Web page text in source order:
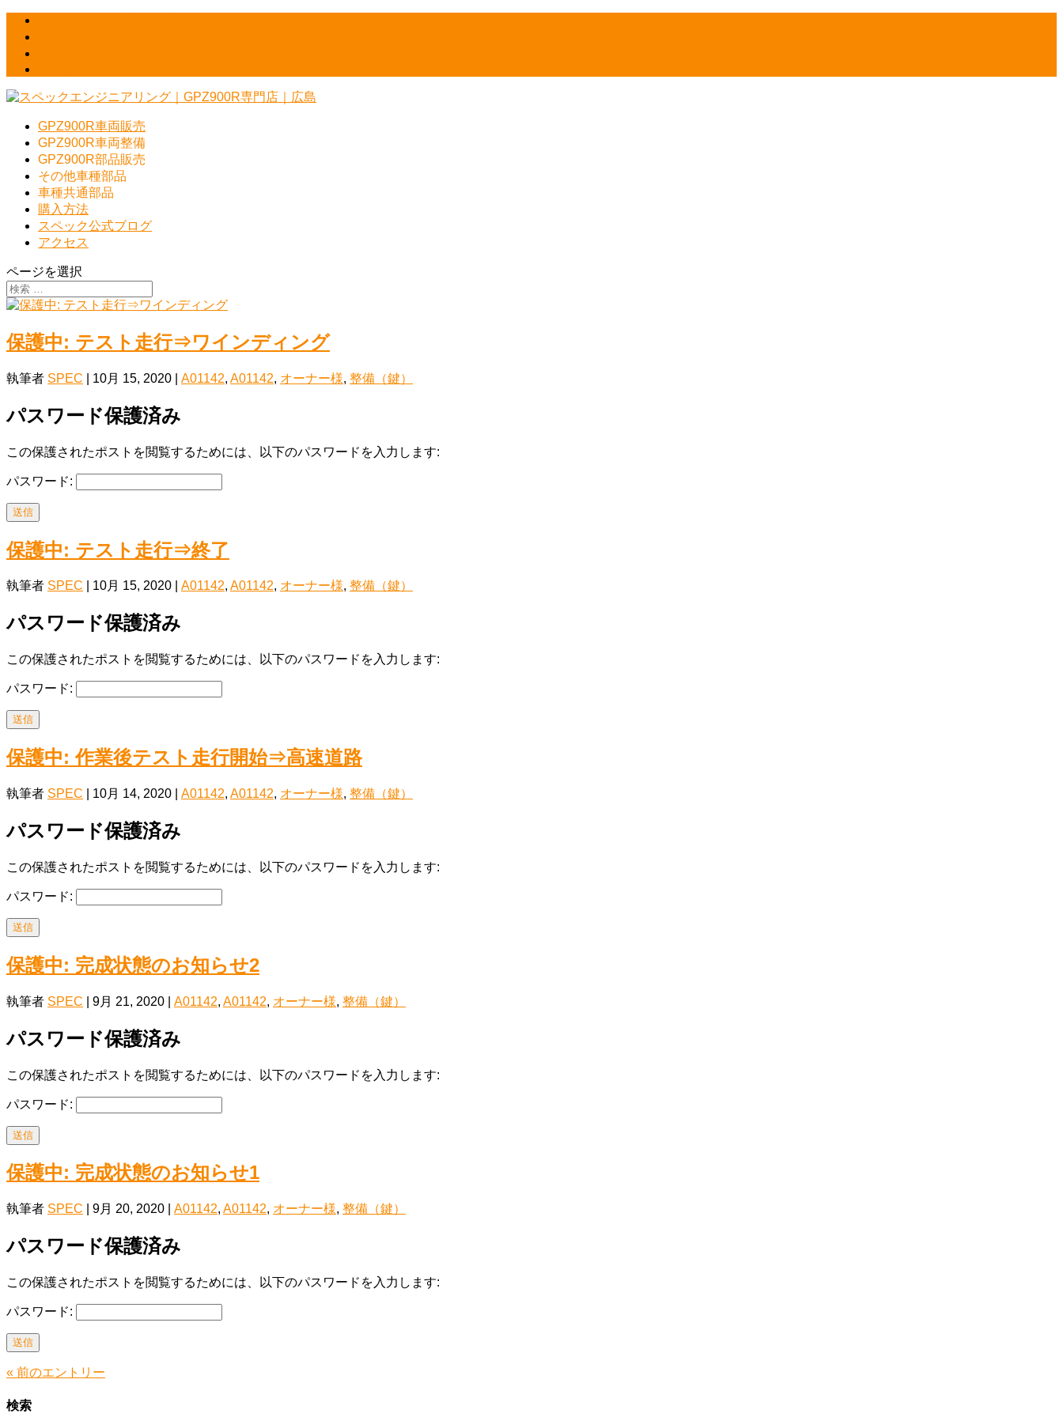
GPZ900R車両販売
GPZ900R車両整備
GPZ900R部品販売
その他車種部品
車種共通部品
購入方法
スペック公式ブログ
アクセス
ページを選択
保護中: テスト走行⇒ワインディング
執筆者 SPEC 10月 15, 2020 A01142, A01142, オーナー様, 整備（鍵）
パスワード保護済み
この保護されたポストを閲覧するためには、以下のパスワードを入力します:
パスワード:
送信
保護中: テスト走行⇒終了
執筆者 SPEC 10月 15, 2020 A01142, A01142, オーナー様, 整備（鍵）
パスワード保護済み
この保護されたポストを閲覧するためには、以下のパスワードを入力します:
パスワード:
送信
保護中: 作業後テスト走行開始⇒高速道路
執筆者 SPEC 10月 14, 2020 A01142, A01142, オーナー様, 整備（鍵）
パスワード保護済み
この保護されたポストを閲覧するためには、以下のパスワードを入力します:
パスワード:
送信
保護中: 完成状態のお知らせ2
執筆者 SPEC 9月 21, 2020 A01142, A01142, オーナー様, 整備（鍵）
パスワード保護済み
この保護されたポストを閲覧するためには、以下のパスワードを入力します:
パスワード:
送信
保護中: 完成状態のお知らせ1
執筆者 SPEC 9月 20, 2020 A01142, A01142, オーナー様, 整備（鍵）
パスワード保護済み
この保護されたポストを閲覧するためには、以下のパスワードを入力します:
パスワード:
送信
« 前のエントリー
検索